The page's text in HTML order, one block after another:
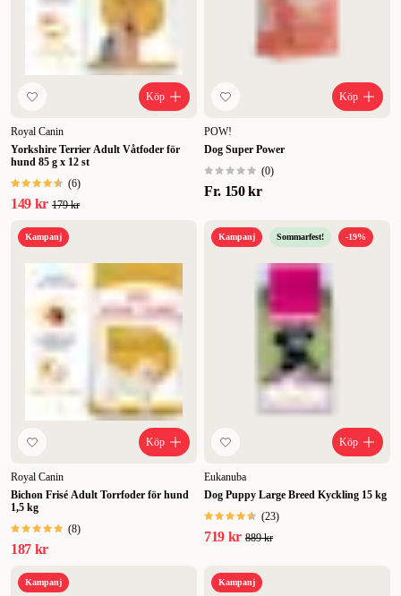
Köp
Royal Canin
Yorkshire Terrier Adult Våtfoder för
hund 85 g x 12 st
(6)
149 kr 179 kr
Köp
POW!
Dog Super Power
(0)
Fr. 150 kr
Kampanj
Köp
Royal Canin
Bichon Frisé Adult Torrfoder för hund
1,5 kg
(8)
187 kr
Kampanj Sommarfest! -19%
Köp
Eukanuba
Dog Puppy Large Breed Kyckling 15 kg
(23)
719 kr 889 kr
Kampanj Kampanj